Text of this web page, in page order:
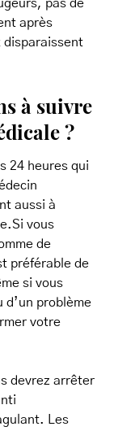
pas de
après
disparaissent
à suivre
?
24 heures qui
aussi à
vous
de
préférable de
si vous
d’un problème
votre
devrez arrêter
Les